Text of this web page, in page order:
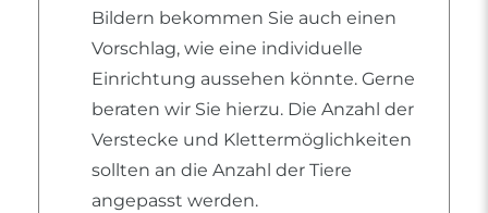
Bildern bekommen Sie auch einen
Vorschlag, wie eine individuelle
Einrichtung aussehen könnte. Gerne
beraten wir Sie hierzu. Die Anzahl der
Verstecke und Klettermöglichkeiten
sollten an die Anzahl der Tiere
angepasst werden.